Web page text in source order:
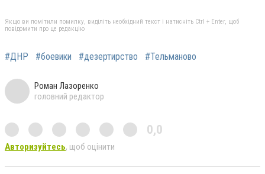
Якщо ви помітили помилку, виділіть необхідний текст і натисніть Ctrl + Enter, щоб
повідомити про це редакцію
#ДНР #боевики #дезертирство #Тельманово
Роман Лазоренко
головний редактор
0,0
Авторизуйтесь, щоб оцінити